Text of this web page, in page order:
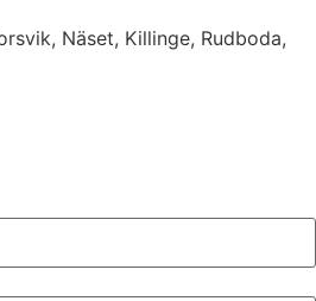
Näset, Killinge, Rudboda,